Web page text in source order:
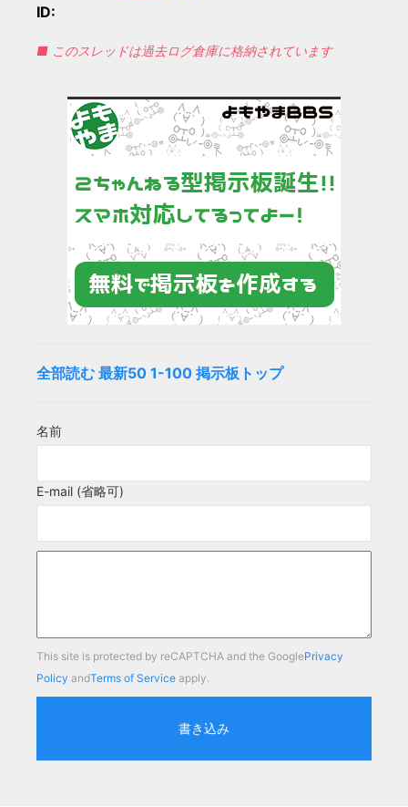
ID:
■ このスレッドは過去ログ倉庫に格納されています
全部読む 最新50 1-100 掲示板トップ
名前
E-mail (省略可)
This site is protected by reCAPTCHA and the GooglePrivacy
Policy andTerms of Service apply.
書き込み